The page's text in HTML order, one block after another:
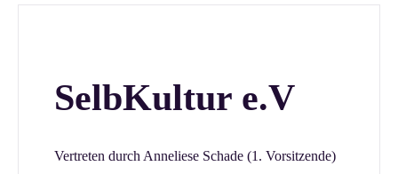
SelbKultur e.V
Vertreten durch Anneliese Schade (1. Vorsitzende)